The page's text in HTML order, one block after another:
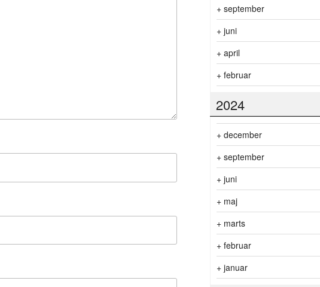
+ september
+ juni
+ april
+ februar
2024
+ december
+ september
+ juni
+ maj
+ marts
+ februar
+ januar